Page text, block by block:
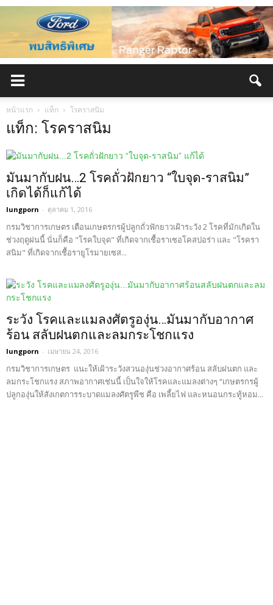
หน้าแรก แท็ก โรคราสนิม
แท็ก: โรคราสนิม
มันมากับฝน…2 โรคถั่วฝักยาว “ใบจุด-ราสนิม”
เกิดได้ก็แก้ได้
lungporn - ตุลาคม 1, 2016
กรมวิชาการเกษตร เตือนเกษตรกรผู้ปลูกถั่วฟักยาวเฝ้าระวัง 2 โรคที่มักเกิดใน
ช่วงฤดูฝนนี้ นั่นก็คือ "โรคใบจุด" ที่เกิดจากเชื้อราเซอโคสปอร่า และ "โรครา
สนิม" ที่เกิดจากเชื้อรายูโรมายเซส...
ระวัง โรคและแมลงศัตรูองุ่น…มันมากับอากาศ
ร้อน สลับฝนตกและลมกระโชกแรง
lungporn - เมษายน 24, 2016
กรมวิชาการเกษตร แนะให้เฝ้าระวังสวนองุ่นช่วงอากาศร้อน สลับฝนตก และ
ลมกระโชกแรง สภาพอากาศเช่นนี้ เป็นใจให้โรคและแมลงต่างๆ “เกษตรกรผู้
ปลูกองุ่นให้สังเกตการระบาดแมลงศัตรูพืช คือ เพลี้ยไฟ และหนอนกระทู้หอม...